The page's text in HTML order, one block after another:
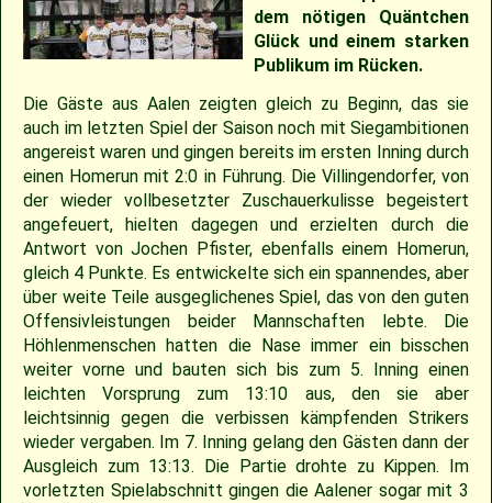
dem nötigen Quäntchen
Glück und einem starken
Publikum im Rücken.
Die Gäste aus Aalen zeigten gleich zu Beginn, das sie
auch im letzten Spiel der Saison noch mit Siegambitionen
angereist waren und gingen bereits im ersten Inning durch
einen Homerun mit 2:0 in Führung. Die Villingendorfer, von
der wieder vollbesetzter Zuschauerkulisse begeistert
angefeuert, hielten dagegen und erzielten durch die
Antwort von Jochen Pfister, ebenfalls einem Homerun,
gleich 4 Punkte. Es entwickelte sich ein spannendes, aber
über weite Teile ausgeglichenes Spiel, das von den guten
Offensivleistungen beider Mannschaften lebte. Die
Höhlenmenschen hatten die Nase immer ein bisschen
weiter vorne und bauten sich bis zum 5. Inning einen
leichten Vorsprung zum 13:10 aus, den sie aber
leichtsinnig gegen die verbissen kämpfenden Strikers
wieder vergaben. Im 7. Inning gelang den Gästen dann der
Ausgleich zum 13:13. Die Partie drohte zu Kippen. Im
vorletzten Spielabschnitt gingen die Aalener sogar mit 3
2018
2017
2016
2015
2014
2013
2012
2011
2010
22.04.2023 – Cavemen 2 vs Ulm Falcons
30.04.2022 – Softballspieltag 30.05.2019 – Jugendspiel in Ravensburg
11.05.2019 – Jugendspiel in Reutlingen
05.05.2019 – Landesligaspiel gegen die Ladenburg Romans
01.05.2019 – Pokalspiel gegen Ellwangen
27.04.2019 – Jugendspiel in Gammertingen
14.06.2017 – Pfingstturnier Steinheim 2017
25.05.2017 – Jugendspiel gegen Herrenberg
21.05.2017 – Spiel gegen Neuenburg
13.05.2017 – Jugendspiel in Herrenberg
06.05.2017 – Jugendspiel in Sindelfingen
08.04.2017 – Pokalauftakt gegen die Freiburg Knights
04.03.2017 – Jugendausflug Sensapolis
03.03.2017 – Jahreshauptversammlung
26./27.05.2012 – 25. Pfingstturnier in Steinheim
29.04.2012 – Landesliga Bretten Kangaroos vs. Cavemen
15.04.2012 – Jugend Cavemen vs. Gammertingen
03.07.2011 – Softball-Landesligaspiel Cavemen vs. Nagold Mohawks
11./12.06.2011 – Jubiläumsturnier 25 Jahre Red Phantoms Steinheim
01.05.2011 – Landesligaspiel Cavemen vs. Bad Mergentheim Warriors
10.04.2011 – Pokelspiel Cavemen vs. Karlsruhe Cougars
Sponsoring
Saison 2019
Saison 2018
Saison 2017
Saison 2016
Saison 2015
Saison 2014
Saison 2013
Saison 2012
Saison 2011
Jugend Landesliga I 2025
Slowpitch Softball RNL 2025
Spielberichte 2025
Cavemen-News 2025
Jugend Landesliga III 2024
Slowpitch Softball RNL 2024
Spielberichte 2024
Cavemen-News 2024
Jugend Landesliga III 2023
Spielberichte 2023
Cavemen-News 2023
Spielberichte 2022
Cavemen-News 2022
Cavemen-News 2013
Spielberichte 2012
Cavemen-News 2012